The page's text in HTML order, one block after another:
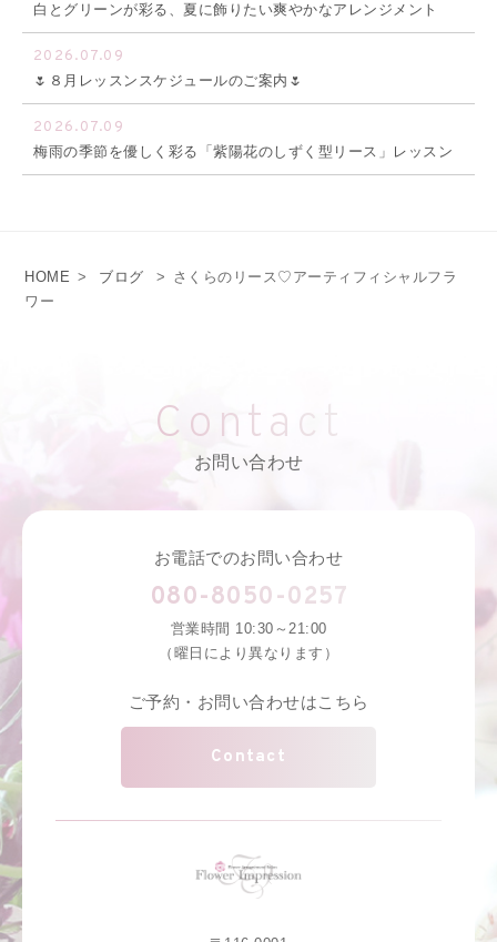
白とグリーンが彩る、夏に飾りたい爽やかなアレンジメント
2026.07.09
🌷８月レッスンスケジュールのご案内🌷
2026.07.09
梅雨の季節を優しく彩る「紫陽花のしずく型リース」レッスン
HOME > ブログ > さくらのリース♡アーティフィシャルフラ
ワー
Contact
お問い合わせ
お電話でのお問い合わせ
080-8050-0257
営業時間 10:30～21:00
（曜日により異なります）
ご予約・お問い合わせはこちら
Contact